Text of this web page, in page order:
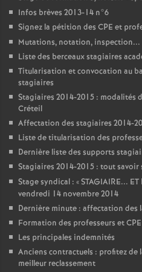
Infos brèves 2013-14 n°6
Signez la pétition des CPE et
Mutations, notation, inspection...
Liste des berceaux stagiaires
Titularisation et convocation au
stagiaires
Stagiaires 2014-2015 : modalités
Créteil
Affectation des stagiaires 2014-
Liste de titularisation des
Dernière liste des supports
Stagiaires 2014-2015 : tout
Stage syndical : «STAGIAIRE... ET
vendredi 14 novembre 2014
Dernière minute : affectation des
Formation des professeurs etCPE
Les principales indemnités
Anciens contractuels : profitez de
meilleur reclassement